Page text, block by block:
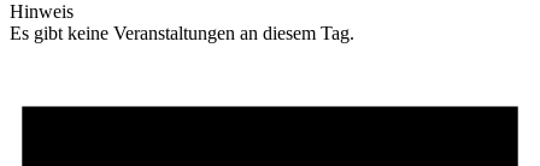
Hinweis
Es gibt keine Veranstaltungen an diesem Tag.